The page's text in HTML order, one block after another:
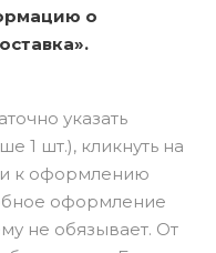
о
указать
1 шт.), кликнуть на
к оформлению
оформление
не обязывает. От